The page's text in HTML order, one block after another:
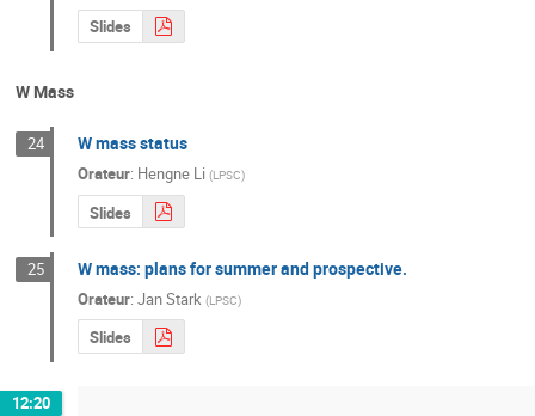
Slides
W Mass
24 W mass status
Orateur: Hengne Li (LPSC)
Slides
25 W mass: plans for summer and prospective.
Orateur: Jan Stark (LPSC)
Slides
12:20